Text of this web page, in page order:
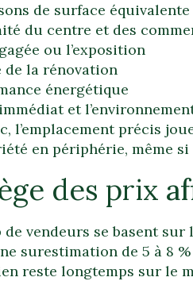
de surface
du centre et des
ou l’exposition
de la rénovation
énergétique
et
l’emplacement précis
en périphérie, même
des prix
de vendeurs se basent
surestimation de 5 à 8
reste longtemps sur le